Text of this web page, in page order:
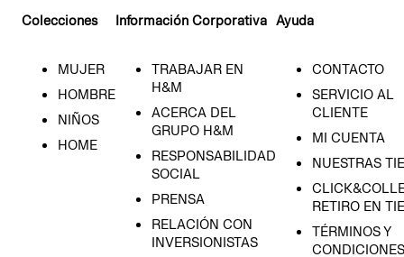
Colecciones
MUJER
HOMBRE
NIÑOS
HOME
Información Corporativa
TRABAJAR EN
H&M
ACERCA DEL
GRUPO H&M
RESPONSABILIDAD
SOCIAL
PRENSA
RELACIÓN CON
INVERSIONISTAS
Ayuda
CONTACTO
SERVICIO AL
CLIENTE
MI CUENTA
NUESTRAS
RETIRO EN
TÉRMINOS Y
CONDICIONES